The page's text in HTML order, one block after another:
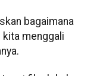
bagaimana
menggali